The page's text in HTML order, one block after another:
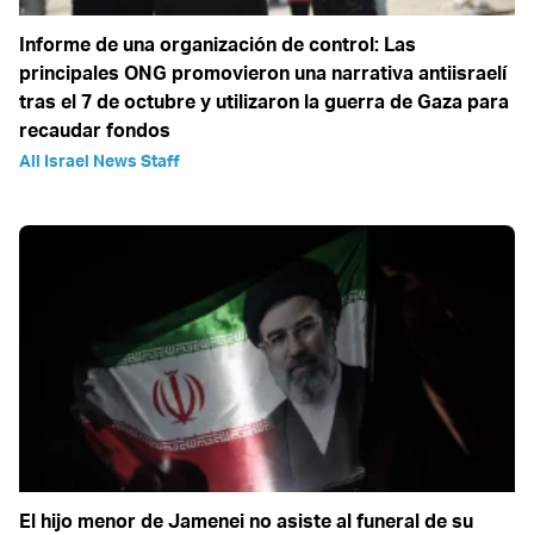
Informe de una organización de control: Las
principales ONG promovieron una narrativa antiisraelí
tras el 7 de octubre y utilizaron la guerra de Gaza para
recaudar fondos
All Israel News Staff
El hijo menor de Jamenei no asiste al funeral de su